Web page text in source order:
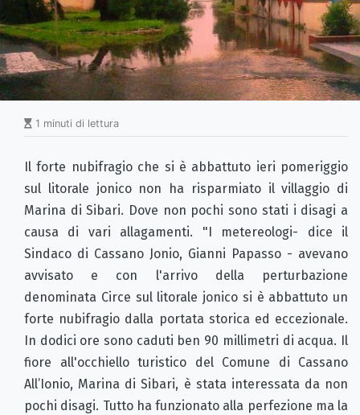
1 minuti di lettura
Il forte nubifragio che si è abbattuto ieri pomeriggio
sul litorale jonico non ha risparmiato il villaggio di
Marina di Sibari. Dove non pochi sono stati i disagi a
causa di vari allagamenti. "I metereologi- dice il
Sindaco di Cassano Jonio, Gianni Papasso - avevano
avvisato e con l'arrivo della perturbazione
denominata Circe sul litorale jonico si è abbattuto un
forte nubifragio dalla portata storica ed eccezionale.
In dodici ore sono caduti ben 90 millimetri di acqua. Il
fiore all'occhiello turistico del Comune di Cassano
All’Ionio, Marina di Sibari, è stata interessata da non
pochi disagi. Tutto ha funzionato alla perfezione ma la